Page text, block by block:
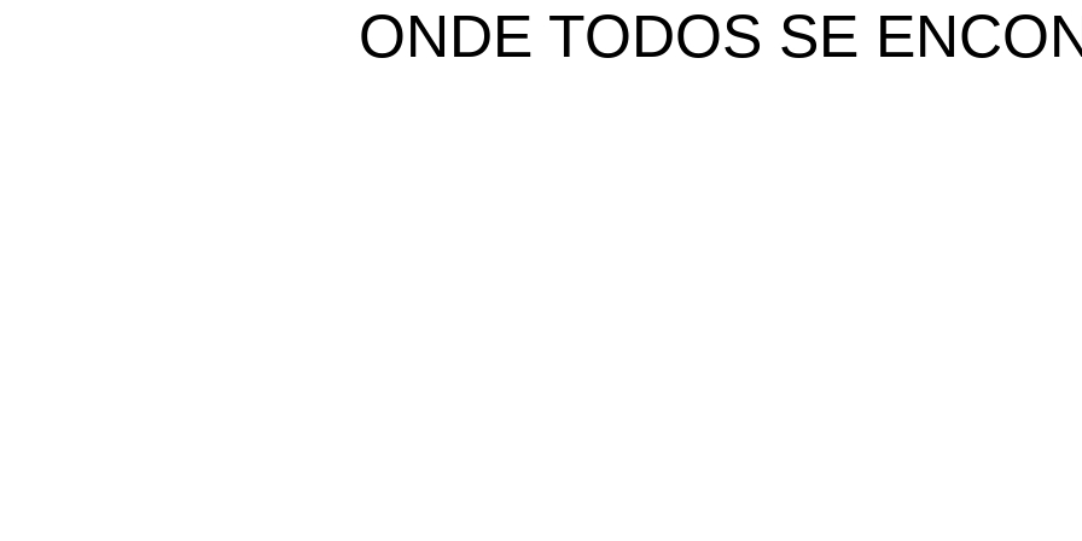
ONDE TODOS SE